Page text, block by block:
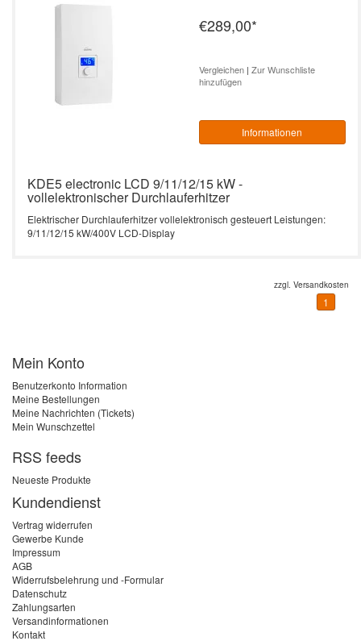
€289,00*
Vergleichen| Zur Wunschliste
hinzufügen
Informationen
KDE5 electronic LCD 9/11/12/15 kW -
vollelektronischer Durchlauferhitzer
Elektrischer Durchlauferhitzer vollelektronisch gesteuert Leistungen:
9/11/12/15 kW/400V LCD-Display
zzgl. Versandkosten
1
Mein Konto
Benutzerkonto Information
Meine Bestellungen
Meine Nachrichten (Tickets)
Mein Wunschzettel
RSS feeds
Neueste Produkte
Kundendienst
Vertrag widerrufen
Gewerbe Kunde
Impressum
AGB
Widerrufsbelehrung und -Formular
Datenschutz
Zahlungsarten
Versandinformationen
Kontakt